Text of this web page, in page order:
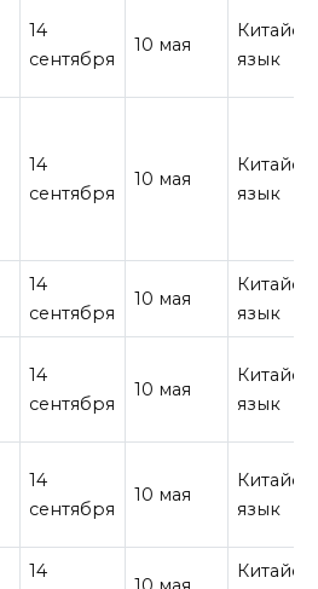
14
сентября
10 мая
язык
14
сентября
10 мая
язык
14
сентября
10 мая
язык
14
сентября
10 мая
язык
14
сентября
10 мая
язык
14